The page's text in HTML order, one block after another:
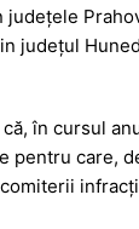
județul
în cursul
care,